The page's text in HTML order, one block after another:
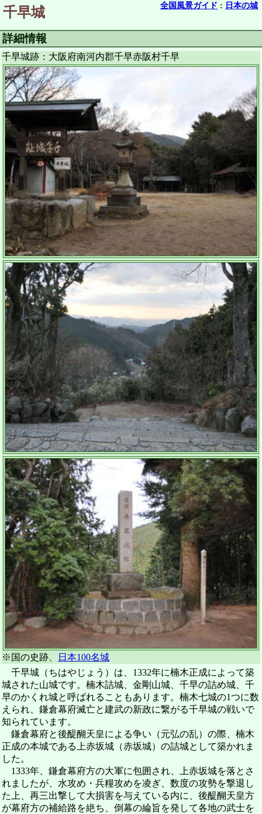
全国風景ガイド : 日本の城
千早城
詳細情報
千早城跡：大阪府南河内郡千早赤阪村千早
※国の史跡、
日本100名城
千早城（ちはやじょう）は、1332年に楠木正成によって築
城された山城です。楠木詰城、金剛山城、千早の詰め城、千
早のかくれ城と呼ばれることもあります。楠木七城の1つに数
えられ、鎌倉幕府滅亡と建武の新政に繋がる千早城の戦いで
知られています。
鎌倉幕府と後醍醐天皇による争い（元弘の乱）の際、楠木
正成の本城である上赤坂城（赤坂城）の詰城として築かれま
した。
1333年、鎌倉幕府方の大軍に包囲され、上赤坂城を落とさ
れましたが、水攻め・兵糧攻めを凌ぎ、数度の攻勢を撃退し
た上、再三出撃して大損害を与えている内に、後醍醐天皇方
が幕府方の補給路を絶ち、倒幕の綸旨を発して各地の武士を